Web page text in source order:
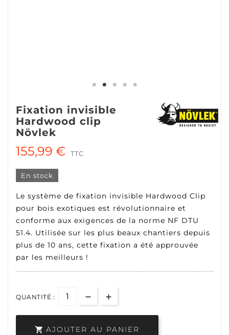
Fixation invisible
Hardwood clip
Növlek
155,99 € TTC
En stock
Le système de fixation invisible Hardwood Clip
pour bois exotiques est révolutionnaire et
conforme aux exigences de la norme NF DTU
51.4. Utilisée sur les plus beaux chantiers depuis
plus de 10 ans, cette fixation a été approuvée
par les meilleurs !
QUANTITÉ :
 AJOUTER AU PANIER